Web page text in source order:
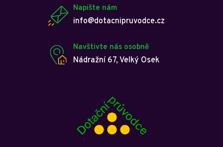
Napište nám
info@dotacnipruvodce.cz
Navštivte nás osobně
Nádražní 67, Velký Osek